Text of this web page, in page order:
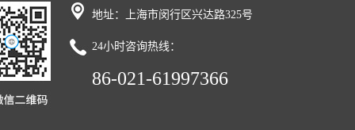
地址：上海市闵行区兴达路325号
24小时咨询热线：
86-021-61997366